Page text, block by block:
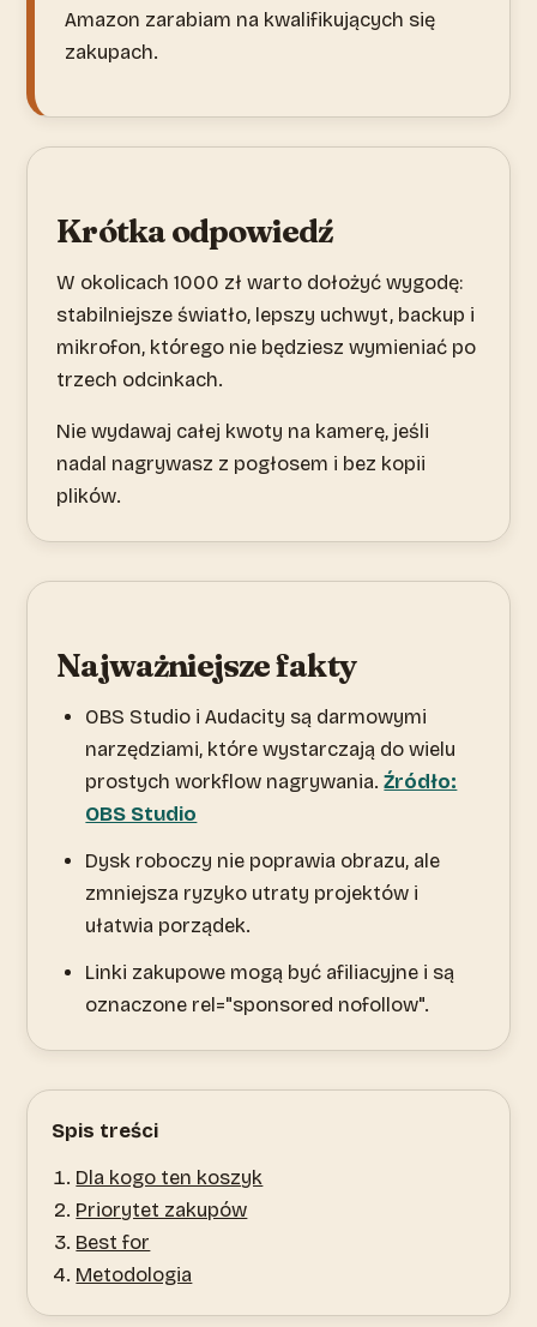
Amazon zarabiam na kwalifikujących się
zakupach.
Krótka odpowiedź
W okolicach 1000 zł warto dołożyć wygodę:
stabilniejsze światło, lepszy uchwyt, backup i
mikrofon, którego nie będziesz wymieniać po
trzech odcinkach.
Nie wydawaj całej kwoty na kamerę, jeśli
nadal nagrywasz z pogłosem i bez kopii
plików.
Najważniejsze fakty
OBS Studio i Audacity są darmowymi
narzędziami, które wystarczają do wielu
prostych workflow nagrywania. Źródło:
OBS Studio
Dysk roboczy nie poprawia obrazu, ale
zmniejsza ryzyko utraty projektów i
ułatwia porządek.
Linki zakupowe mogą być afiliacyjne i są
oznaczone rel="sponsored nofollow".
Spis treści
Dla kogo ten koszyk
Priorytet zakupów
Best for
Metodologia